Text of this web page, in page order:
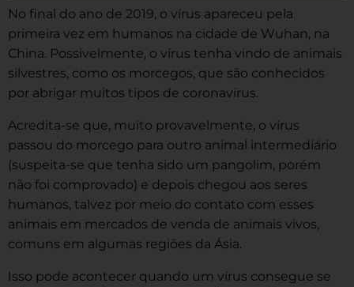
No final do ano de 2019, o vírus apareceu pela
primeira vez em humanos na cidade de Wuhan, na
China. Possivelmente, o vírus tenha vindo de animais
silvestres, como os morcegos, que são conhecidos
por abrigar muitos tipos de coronavírus.
Acredita-se que, muito provavelmente, o vírus
passou do morcego para outro animal intermediário
(suspeita-se que tenha sido um pangolim, porém
não foi comprovado) e depois chegou aos seres
humanos, talvez por meio do contato com esses
animais em mercados de venda de animais vivos,
comuns em algumas regiões da Ásia.
Isso pode acontecer quando um vírus consegue se